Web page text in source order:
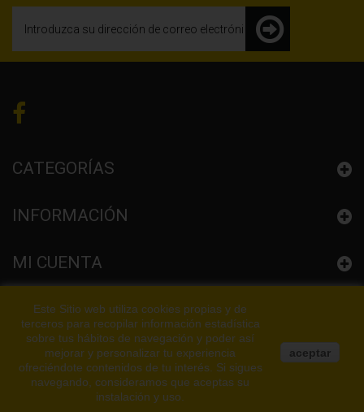
CATEGORÍAS
INFORMACIÓN
MI CUENTA
CONFIGURACIÓN LA TIENDA
Este Sitio web utiliza cookies propias y de
terceros para recopilar información estadística
sobre tus hábitos de navegación y poder así
mejorar y personalizar tu experiencia
ofreciéndote contenidos de tu interés. Si sigues
navegando, consideramos que aceptas su
instalación y uso.
aceptar